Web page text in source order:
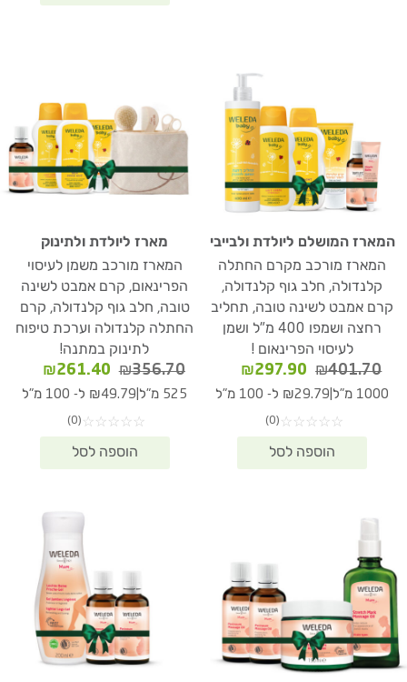
המארז המושלם ליולדת ולבייבי
המארז מורכב מקרם החתלה
קלנדולה, חלב גוף קלנדולה,
קרם אמבט לשינה טובה, תחליב
רחצה ושמפו 400 מ"ל ושמן
לעיסוי הפרינאום !
₪401.70
המחיר
המקורי
₪401.70.
₪297.90
המחיר
הנוכחי
1000 מ"ל ₪29.79 ל- 100 מ"ל
☆
☆
☆
☆
☆
(0)
מארז ליולדת ולתינוק
המארז מורכב משמן לעיסוי
הפרינאום, קרם אמבט לשינה
טובה, חלב גוף קלנדולה, קרם
החתלה קלנדולה וערכת טיפוח
לתינוק במתנה!
₪356.70
המחיר
המקורי
₪356.70.
₪261.40
הנוכחי
525 מ"ל ₪49.79 ל- 100 מ"ל
☆
☆
☆
☆
☆
(0)